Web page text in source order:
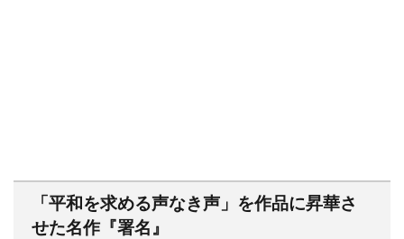
「平和を求める声なき声」を作品に昇華さ
せた名作『署名』